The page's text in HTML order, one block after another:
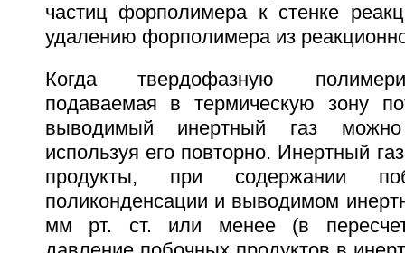
частиц форполимера к стенке
удалению форполимера из
Когда твердофазную
подаваемая в термическую зону
выводимый инертный газ
используя его повторно. Инертный
продукты, при содержании
поликонденсации и выводимом
мм рт. ст. или менее (в